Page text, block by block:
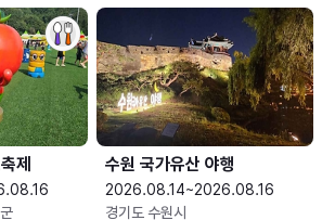
제 수원 국가유산 야행
2026.08.14~2026.08.16
경기도 수원시